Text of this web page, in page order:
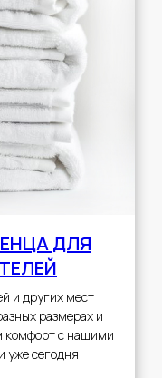
ДЛЯ
и других мест
размерах и
комфорт с нашими
уже сегодня!